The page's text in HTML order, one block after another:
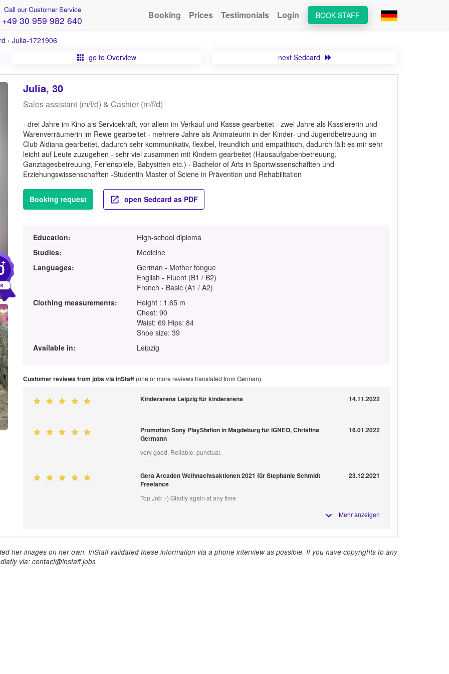
Call our Customer Service
+49 30 959 982 640 BOOK STAFF
Booking Prices Testimonials Login
› Julia-1721906
go to Overview next Sedcard
+
Julia, 30
Sales assistant (m/f/d) & Cashier (m/f/d)
- drei Jahre im Kino als Servicekraft, vor allem im Verkauf und Kasse gearbeitet - zwei Jahre als Kassiererin und
Warenverräumerin im Rewe gearbeitet - mehrere Jahre als Animateurin in der Kinder- und Jugendbetreuung im
Club Aldiana gearbeitet, dadurch sehr kommunikativ, flexibel, freundlich und empathisch, dadurch fällt es mir sehr
leicht auf Leute zuzugehen - sehr viel zusammen mit Kindern gearbeitet (Hausaufgabenbetreuung,
Ganztagesbetreuung, Ferienspiele, Babysitten etc.) - Bachelor of Arts in Sportwissenschafften und
Erziehungswissenschafften -Studentin Master of Sciene in Prävention und Rehabilitation
Booking request open Sedcard as PDF
Education:
High-school diploma
Studies:
Medicine
Languages:
German - Mother tongue
English - Fluent (B1 / B2)
French - Basic (A1 / A2)
Clothing measurements:
Height : 1.65 m
Chest: 90
Waist: 69 Hips: 84
Shoe size: 39
Available in:
Leipzig
Customer reviews from jobs via InStaff(one or more reviews translated from German)
Kinderarena Leipzig für kinderarena 14.11.2022
Promotion Sony PlayStation in Magdeburg für IGNEO, Christina
Germann
16.01.2022
very good. Reliable. punctual.
Gera Arcaden Weihnachtsaktionen 2021 für Stephanie Schmidt
Freelance
23.12.2021
Top Job :-) Gladly again at any time
Mehr anzeigen
her images on her own. InStaff validated these information via a phone interview as possible. If you have copyrights to any
via: contact@instaff.jobs